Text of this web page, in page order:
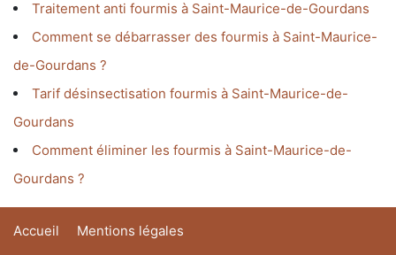
Traitement anti fourmis à Saint-Maurice-de-Gourdans
Comment se débarrasser des fourmis à Saint-Maurice-
de-Gourdans ?
Tarif désinsectisation fourmis à Saint-Maurice-de-
Gourdans
Comment éliminer les fourmis à Saint-Maurice-de-
Gourdans ?
Accueil Mentions légales